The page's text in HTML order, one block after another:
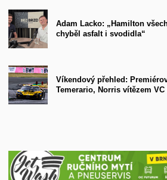
Adam Lacko: „Hamilton
chyběl asfalt i svodidla“
Víkendový přehled:
Temerario, Norris vítězem VC